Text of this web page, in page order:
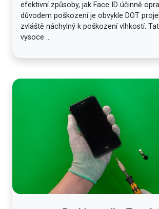
efektivní způsoby, jak Face ID účinně
důvodem poškození je obvykle DOT
zvláště náchylný k poškození vlhkostí.
vysoce ...